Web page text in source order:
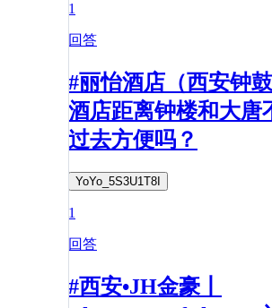
1
回答
#丽怡酒店（西安钟
酒店距离钟楼和大唐
过去方便吗？
YoYo_5S3U1T8I
1
回答
#西安•JH金豪丨